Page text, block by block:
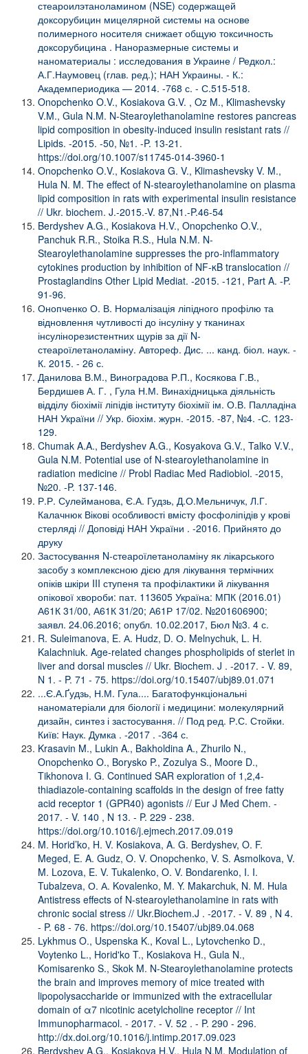
стеароилэтаноламином (NSE) содержащей
доксорубицин мицелярной системы на основе
полимерного носителя снижает общую токсичность
доксорубицина . Наноразмерные системы и
наноматериалы : исследования в Украине / Редкол.:
А.Г.Наумовец (глав. ред.); НАН Украины. - К.:
Академпериодика — 2014. -768 с. - С.515-518.
Onopchenko O.V., Kosiakova G.V. , Oz M., Klimashevsky
V.M., Gula N.M. N-Stearoylethanolamine restores pancreas
lipid composition in obesity-induced insulin resistant rats //
Lipids. -2015. -50, №1. -P. 13-21.
https://doi.org/10.1007/s11745-014-3960-1
Onopchenko O.V., Kosiakova G. V., Klimashevsky V. M.,
Hula N. M. The effect of N-stearoylethanolamine on plasma
lipid composition in rats with experimental insulin resistance
// Ukr. biochem. J.-2015.-V. 87,N1.-P.46-54
Berdyshev A.G., Kosiakova H.V., Onopchenko O.V.,
Panchuk R.R., Stoika R.S., Hula N.M. N-
Stearoylethanolamine suppresses the pro-inflammatory
cytokines production by inhibition of NF-κB translocation //
Prostaglandins Other Lipid Mediat. -2015. -121, Part A. -P.
91-96.
Онопченко О. В. Нормалізація ліпідного профілю та
відновлення чутливості до інсуліну у тканинах
інсулінорезистентних щурів за дії N-
стеароїлетаноламіну. Автореф. Дис. ... канд. біол. наук. -
К. 2015. - 26 с.
Данилова В.М., Виноградова Р.П., Косякова Г.В.,
Бердишев А. Г. , Гула Н.М. Винахідницька діяльність
відділу біохімії ліпідів інституту біохімії ім. О.В. Палладіна
НАН України // Укр. біохім. журн. -2015. -87, №4. -С. 123-
129.
Chumak A.A., Berdyshev A.G., Kosyakova G.V., Talko V.V.,
Gula N.M. Potential use of N-stearoylethanolamine in
radiation medicine // Probl Radiac Med Radiobiol. -2015,
№20. -P. 137-146.
Р.Р. Сулейманова, Є.А. Гудзь, Д.О.Мельничук, Л.Г.
Калачнюк Вікові особливості вмісту фосфоліпідів у крові
стерляді // Доповіді НАН України . -2016. Прийнято до
друку
Застосування N-стеароїлетаноламіну як лікарського
засобу з комплексною дією для лікування термічних
опіків шкіри III ступеня та профілактики й лікування
опікової хвороби: пат. 113605 Україна: МПК (2016.01)
А61К 31/00, А61К 31/20; А61Р 17/02. №201606900;
заявл. 24.06.2016; опубл. 10.02.2017, Бюл №3. 4 с.
R. Suleimanova, E. А. Hudz, D. О. Melnychuk, L. H.
Kalachniuk. Age-related changes phospholipids of sterlet in
liver and dorsal muscles // Ukr. Biochem. J . -2017. - V. 89,
N 1. - P. 71 - 75. https://doi.org/10.15407/ubj89.01.071
...Є.А.Ґудзь, Н.М. Гула.... Багатофункціональні
наноматеріали для біології і медицини: молекулярний
дизайн, синтез і застосування. // Под ред. Р.С. Стойки.
Київ: Наук. Думка . -2017 . -364 с.
Krasavin M., Lukin A., Bakholdina A., Zhurilo N.,
Onopchenko O., Borysko P., Zozulya S., Moore D.,
Tikhonova I. G. Continued SAR exploration of 1,2,4-
thiadiazole-containing scaffolds in the design of free fatty
acid receptor 1 (GPR40) agonists // Eur J Med Chem. -
2017. - V. 140 , N 13. - P. 229 - 238.
https://doi.org/10.1016/j.ejmech.2017.09.019
M. Horid’ko, H. V. Kosiakova, A. G. Berdyshev, O. F.
Meged, E. A. Gudz, O. V. Onopchenko, V. S. Asmolkova, V.
M. Lozova, E. V. Tukalenko, O. V. Bondarenko, I. I.
Tubalzeva, О. А. Kovalenko, M. Y. Makarchuk, N. M. Hula
Antistress effects of N-stearoylethanolamine in rats with
chronic social stress // Ukr.Biochem.J . -2017. - V. 89 , N 4.
- P. 68 - 76. https://doi.org/10.15407/ubj89.04.068
Lykhmus O., Uspenska K., Koval L., Lytovchenko D.,
Voytenko L., Horid'ko T., Kosiakova H., Gula N.,
Komisarenko S., Skok M. N-Stearoylethanolamine protects
the brain and improves memory of mice treated with
lipopolysaccharide or immunized with the extracellular
domain of α7 nicotinic acetylcholine receptor // Int
Immunopharmacol. - 2017. - V. 52 . - P. 290 - 296.
http://dx.doi.org/10.1016/j.intimp.2017.09.023
Berdyshev A.G., Kosiakova H.V., Hula N.M. Modulation of